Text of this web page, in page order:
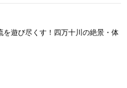
を遊び尽くす！四万十川の絶景・体